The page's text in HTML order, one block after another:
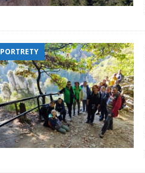
PORTRETY